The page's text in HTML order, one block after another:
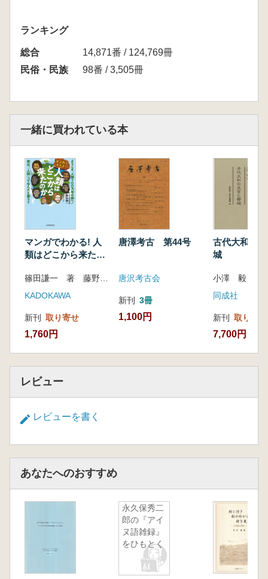
ランキング
総合
14,871番 / 124,769冊
民俗・民族
98番 / 3,505冊
一緒に買われている本
マンガでわかる! 人
類はどこから来たの
700万年の旅へ! 君
は、「人間」ってな
篠田謙一 著 藤野リョウ イラスト
KADOKAWA
新刊 取り寄せ
1,760円
唐澤考古 第44号
唐沢考古会
新刊 3冊
1,100円
古代大和の
城
小澤 毅 著
同成社
新刊 取り寄せ
7,700円
レビュー
レビューを書く
あなたへのおすすめ
永久保秀二
郎の『アイ
ヌ語雑録』
をひもとく